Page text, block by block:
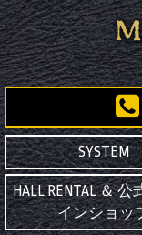
SYSTEM
HALL RENTAL ＆
インショッ